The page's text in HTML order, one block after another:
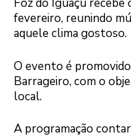
Foz do Iguaçu
fevereiro, reunindo
aquele clima gostoso.
O evento é
Barrageiro, com o
local.
A programação